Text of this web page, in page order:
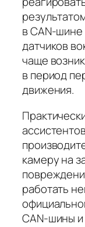
в CAN-
датчиков
чаще
в период
движения.
камеру на
работать
CAN-шины